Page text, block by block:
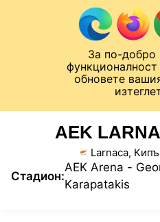
За по-добро
обновете
Към съдържанието
Лига на Конференциите
СТАТИСТИКИ
AEK
Larnaca,
Стадион:
AEK Arena -
Karapatakis